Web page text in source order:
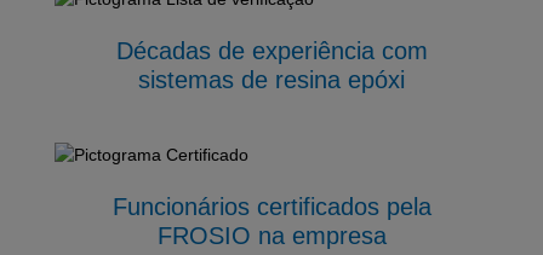
Décadas de experiência com
sistemas de resina epóxi
Funcionários certificados pela
FROSIO na empresa